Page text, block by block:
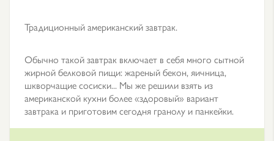
Традиционный американский завтрак.
Обычно такой завтрак включает в себя много сытной
жирной белковой пищи: жареный бекон, яичница,
шкворчащие сосиски... Мы же решили взять из
американской кухни более «здоровый» вариант
завтрака и приготовим сегодня гранолу и панкейки.